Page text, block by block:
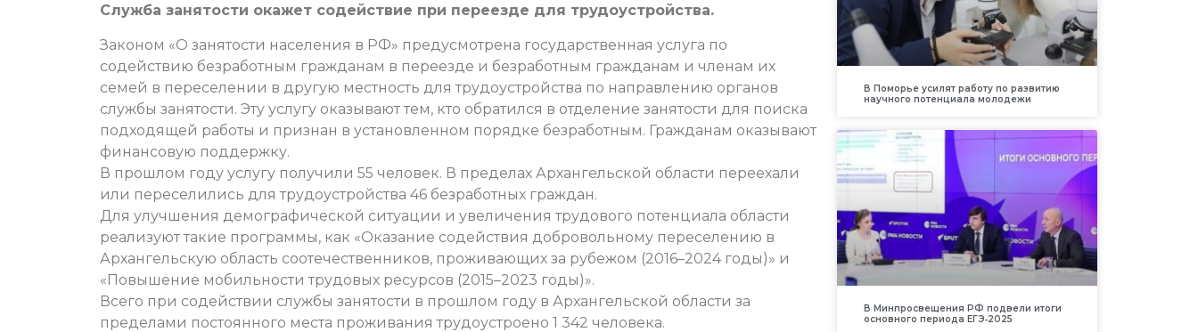
Служба занятости окажет содействие при переезде для трудоустройства.
Законом «О занятости населения в РФ» предусмотрена государственная услуга по
содействию безработным гражданам в переезде и безработным гражданам и членам их
семей в переселении в другую местность для трудоустройства по направлению органов
службы занятости. Эту услугу оказывают тем, кто обратился в отделение занятости для поиска
подходящей работы и признан в установленном порядке безработным. Гражданам оказывают
финансовую поддержку.
В прошлом году услугу получили 55 человек. В пределах Архангельской области переехали
или переселились для трудоустройства 46 безработных граждан.
Для улучшения демографической ситуации и увеличения трудового потенциала области
реализуют такие программы, как «Оказание содействия добровольному переселению в
Архангельскую область соотечественников, проживающих за рубежом (2016–2024 годы)» и
«Повышение мобильности трудовых ресурсов (2015–2023 годы)».
Всего при содействии службы занятости в прошлом году в Архангельской области за
пределами постоянного места проживания трудоустроено 1 342 человека.
В Поморье усилят работу по развитию
научного потенциала молодежи
В Минпросвещения РФ подвели итоги
основного периода ЕГЭ‑2025